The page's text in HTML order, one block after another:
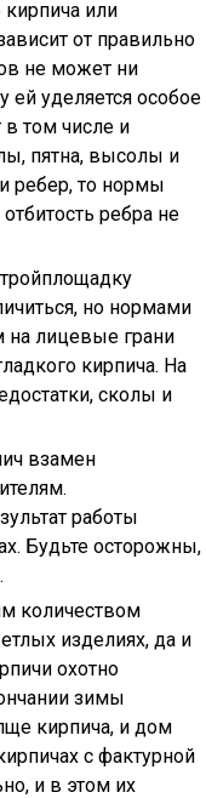
кирпича или
от правильно
не может ни
ей уделяется особое
том числе и
пятна, высолы и
ребер, то нормы
ребра не
но нормами
на лицевые грани
кирпича. На
сколы и
взамен
работы
Будьте осторожны,
количеством
изделиях, да и
охотно
зимы
кирпича, и дом
с фактурной
и в этом их